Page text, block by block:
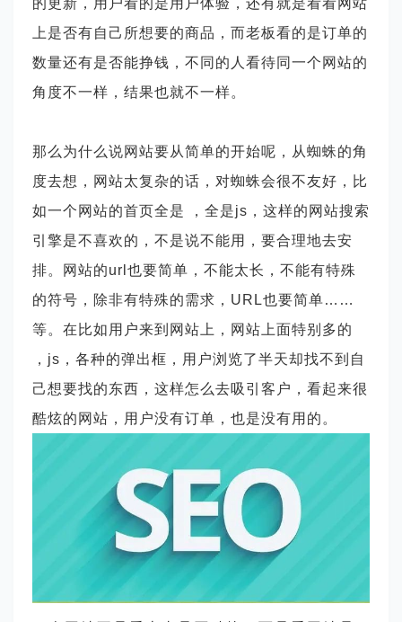
的更新，用户看的是用户体验，还有就是看看网站
上是否有自己所想要的商品，而老板看的是订单的
数量还有是否能挣钱，不同的人看待同一个网站的
角度不一样，结果也就不一样。
那么为什么说网站要从简单的开始呢，从蜘蛛的角
度去想，网站太复杂的话，对蜘蛛会很不友好，比
如一个网站的首页全是 ，全是js，这样的网站搜索
引擎是不喜欢的，不是说不能用，要合理地去安
排。网站的url也要简单，不能太长，不能有特殊
的符号，除非有特殊的需求，URL也要简单……
等。在比如用户来到网站上，网站上面特别多的
，js，各种的弹出框，用户浏览了半天却找不到自
己想要找的东西，这样怎么去吸引客户，看起来很
酷炫的网站，用户没有订单，也是没有用的。